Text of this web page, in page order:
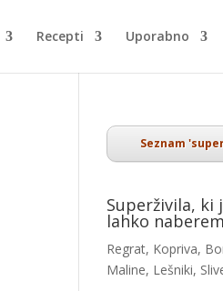
Recepti Uporabno
Seznam
Superživila, ki
lahko
Regrat, Kopriva,
Maline, Lešniki,